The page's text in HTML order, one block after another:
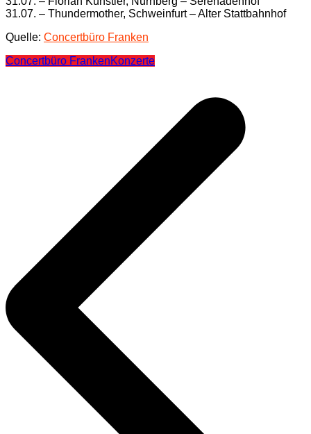
31.07. – Thundermother, Schweinfurt – Alter Stattbahnhof
Quelle: Concertbüro Franken
Concertbüro FrankenKonzerte